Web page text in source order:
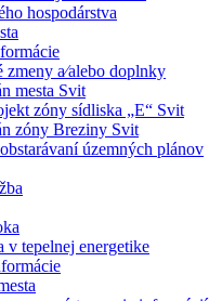
hospodárstva
zmeny a⁄alebo doplnky
mesta Svit
zóny sídliska „E“ Svit
zóny Breziny Svit
územných plánov
v tepelnej energetike